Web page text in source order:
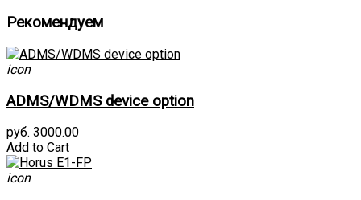
Рекомендуем
icon
ADMS/WDMS device option
руб. 3000.00
Add to Cart
icon